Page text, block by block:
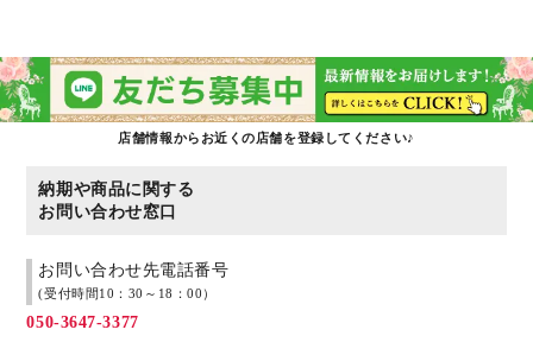
店舗情報からお近くの店舗を登録してください♪
納期や商品に関する
お問い合わせ窓口
お問い合わせ先電話番号
(受付時間10：30～18：00）
050-3647-3377